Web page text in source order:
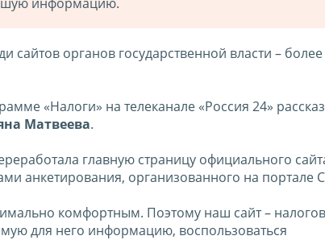
органов государственной власти –
«Налоги» на телеканале «Россия 24»
Матвеева.
главную страницу официального
анкетирования, организованного на портале
комфортным. Поэтому наш сайт –
для него информацию, воспользоваться